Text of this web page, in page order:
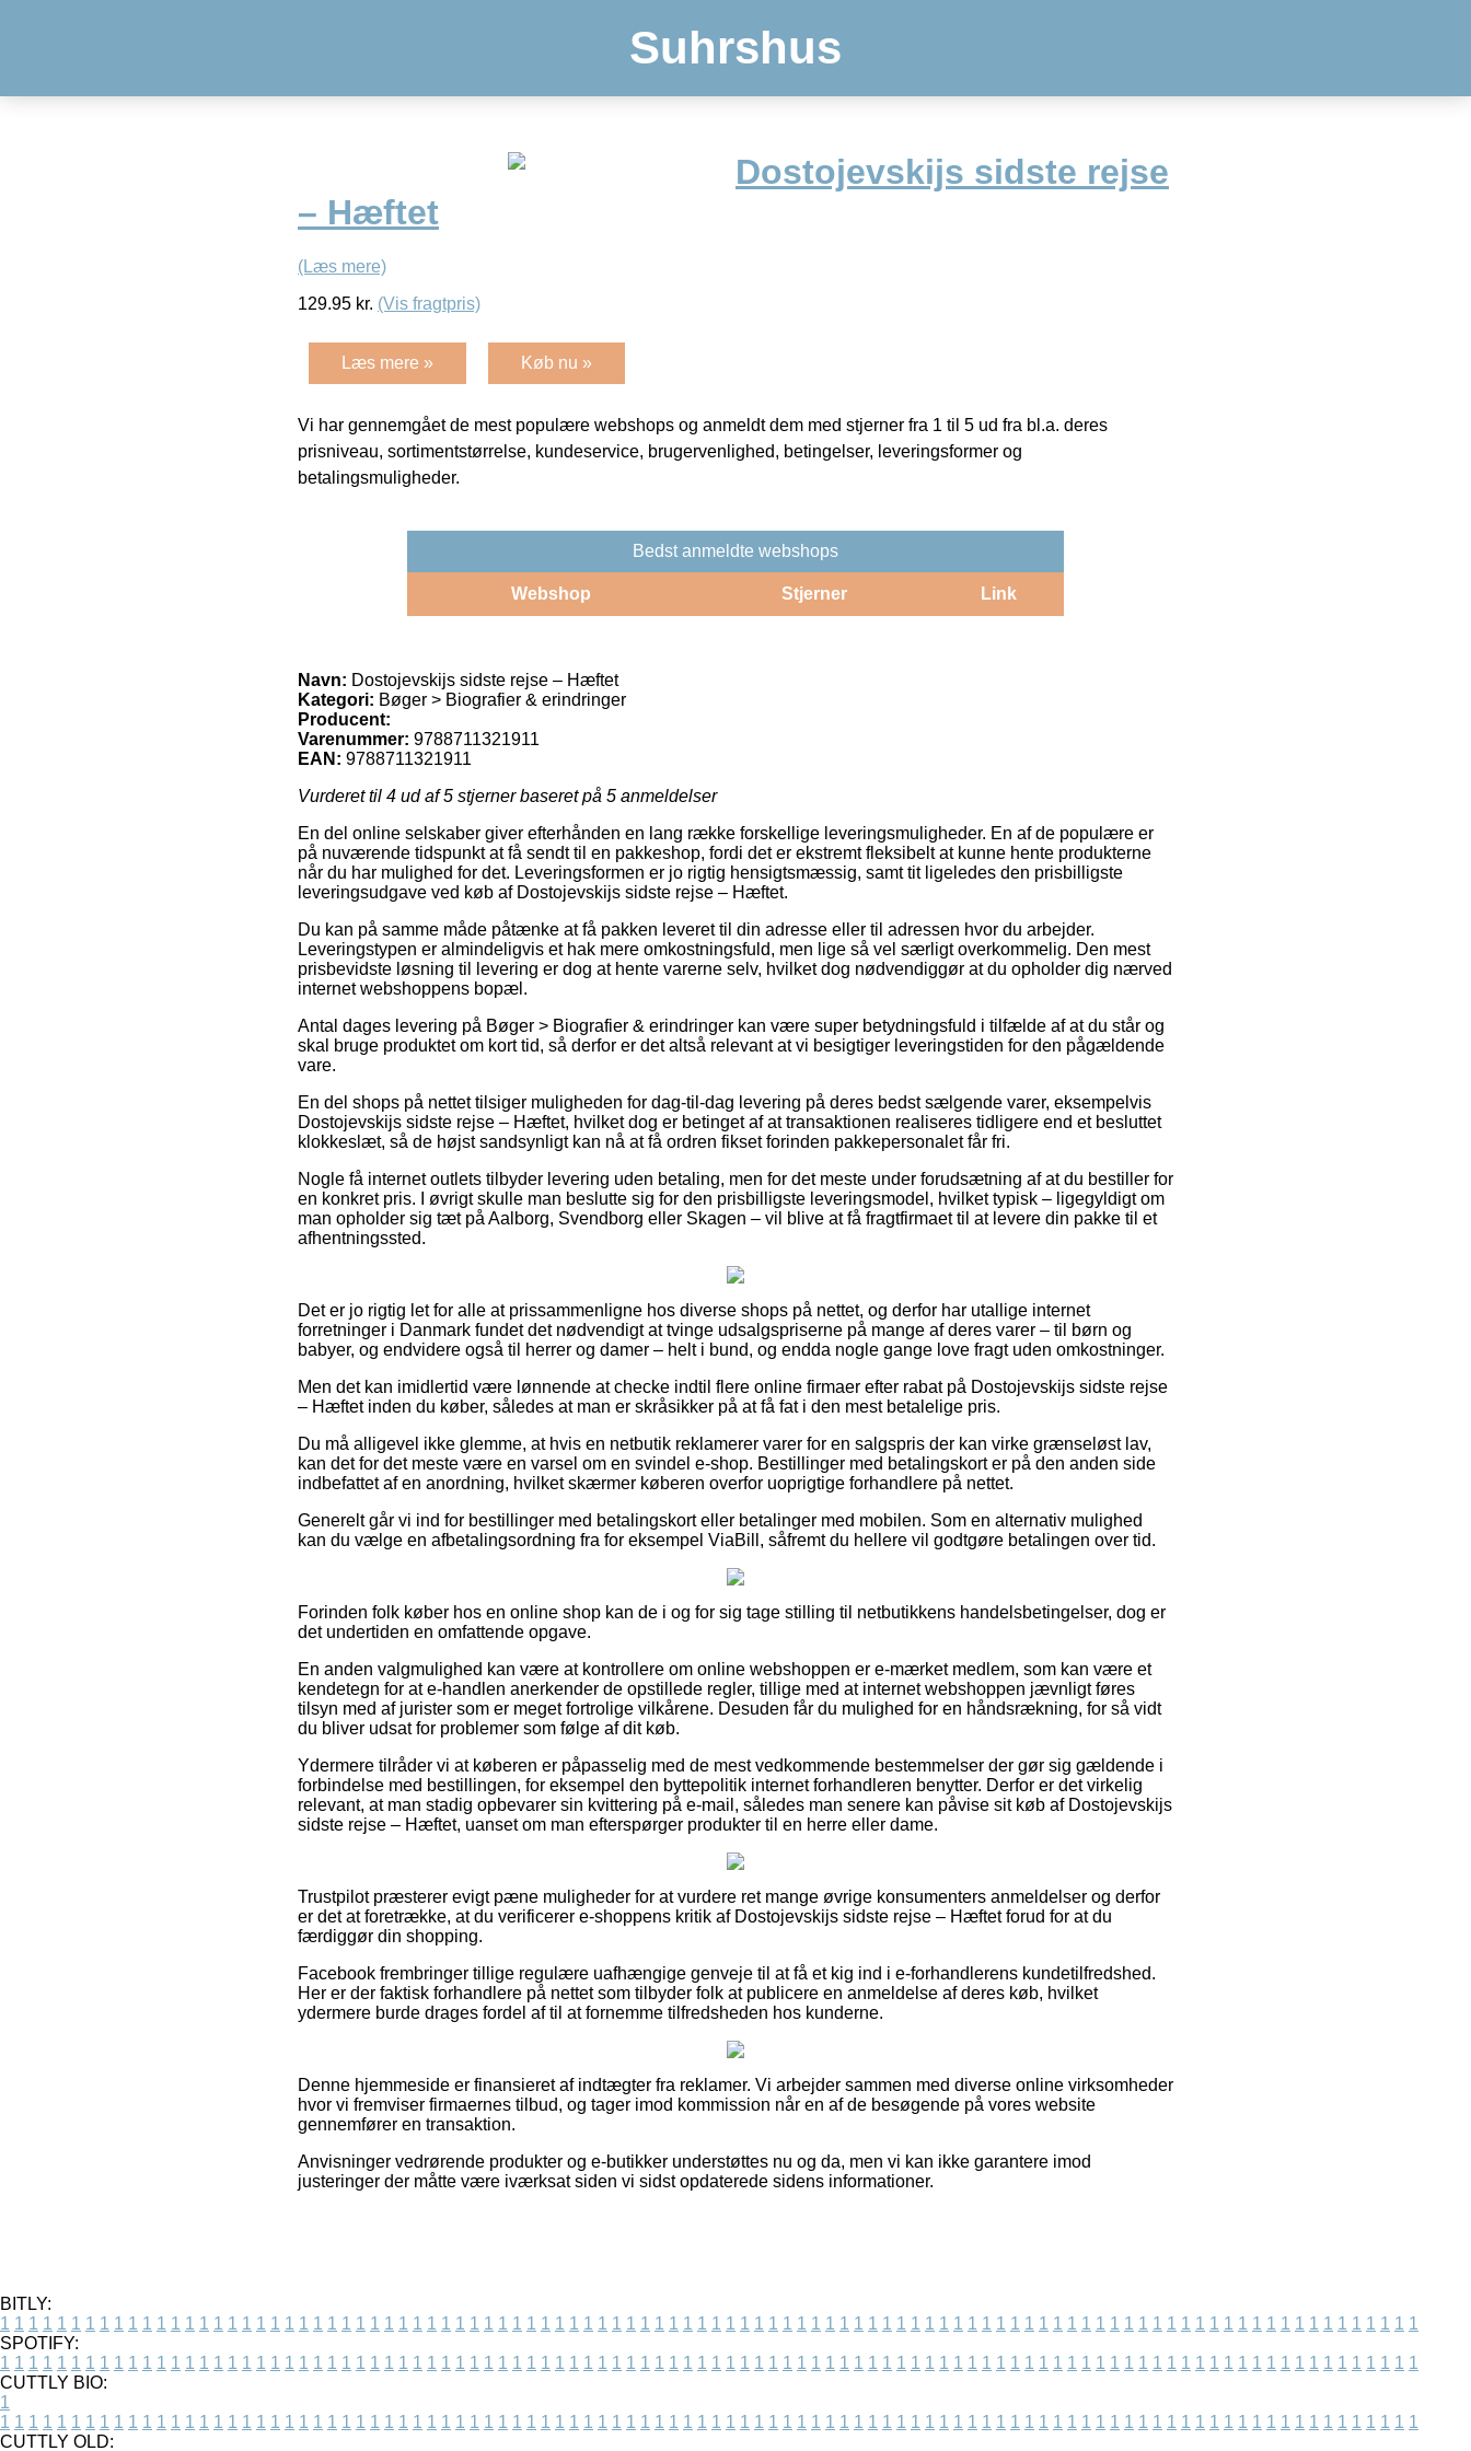
Suhrshus
Dostojevskijs sidste rejse
– Hæftet
(Læs mere)
129.95 kr. (Vis fragtpris)
Læs mere » Køb nu »
Vi har gennemgået de mest populære webshops og anmeldt dem med stjerner fra 1 til 5 ud fra bl.a. deres
prisniveau, sortimentstørrelse, kundeservice, brugervenlighed, betingelser, leveringsformer og
betalingsmuligheder.
Bedst anmeldte webshops
Webshop Stjerner Link
Navn: Dostojevskijs sidste rejse – Hæftet
Kategori: Bøger > Biografier & erindringer
Producent:
Varenummer: 9788711321911
EAN: 9788711321911
Vurderet til 4 ud af 5 stjerner baseret på 5 anmeldelser
En del online selskaber giver efterhånden en lang række forskellige leveringsmuligheder. En af de populære er
på nuværende tidspunkt at få sendt til en pakkeshop, fordi det er ekstremt fleksibelt at kunne hente produkterne
når du har mulighed for det. Leveringsformen er jo rigtig hensigtsmæssig, samt tit ligeledes den prisbilligste
leveringsudgave ved køb af Dostojevskijs sidste rejse – Hæftet.
Du kan på samme måde påtænke at få pakken leveret til din adresse eller til adressen hvor du arbejder.
Leveringstypen er almindeligvis et hak mere omkostningsfuld, men lige så vel særligt overkommelig. Den mest
prisbevidste løsning til levering er dog at hente varerne selv, hvilket dog nødvendiggør at du opholder dig nærved
internet webshoppens bopæl.
Antal dages levering på Bøger > Biografier & erindringer kan være super betydningsfuld i tilfælde af at du står og
skal bruge produktet om kort tid, så derfor er det altså relevant at vi besigtiger leveringstiden for den pågældende
vare.
En del shops på nettet tilsiger muligheden for dag-til-dag levering på deres bedst sælgende varer, eksempelvis
Dostojevskijs sidste rejse – Hæftet, hvilket dog er betinget af at transaktionen realiseres tidligere end et besluttet
klokkeslæt, så de højst sandsynligt kan nå at få ordren fikset forinden pakkepersonalet får fri.
Nogle få internet outlets tilbyder levering uden betaling, men for det meste under forudsætning af at du bestiller for
en konkret pris. I øvrigt skulle man beslutte sig for den prisbilligste leveringsmodel, hvilket typisk – ligegyldigt om
man opholder sig tæt på Aalborg, Svendborg eller Skagen – vil blive at få fragtfirmaet til at levere din pakke til et
afhentningssted.
Det er jo rigtig let for alle at prissammenligne hos diverse shops på nettet, og derfor har utallige internet
forretninger i Danmark fundet det nødvendigt at tvinge udsalgspriserne på mange af deres varer – til børn og
babyer, og endvidere også til herrer og damer – helt i bund, og endda nogle gange love fragt uden omkostninger.
Men det kan imidlertid være lønnende at checke indtil flere online firmaer efter rabat på Dostojevskijs sidste rejse
– Hæftet inden du køber, således at man er skråsikker på at få fat i den mest betalelige pris.
Du må alligevel ikke glemme, at hvis en netbutik reklamerer varer for en salgspris der kan virke grænseløst lav,
kan det for det meste være en varsel om en svindel e-shop. Bestillinger med betalingskort er på den anden side
indbefattet af en anordning, hvilket skærmer køberen overfor uoprigtige forhandlere på nettet.
Generelt går vi ind for bestillinger med betalingskort eller betalinger med mobilen. Som en alternativ mulighed
kan du vælge en afbetalingsordning fra for eksempel ViaBill, såfremt du hellere vil godtgøre betalingen over tid.
Forinden folk køber hos en online shop kan de i og for sig tage stilling til netbutikkens handelsbetingelser, dog er
det undertiden en omfattende opgave.
En anden valgmulighed kan være at kontrollere om online webshoppen er e-mærket medlem, som kan være et
kendetegn for at e-handlen anerkender de opstillede regler, tillige med at internet webshoppen jævnligt føres
tilsyn med af jurister som er meget fortrolige vilkårene. Desuden får du mulighed for en håndsrækning, for så vidt
du bliver udsat for problemer som følge af dit køb.
Ydermere tilråder vi at køberen er påpasselig med de mest vedkommende bestemmelser der gør sig gældende i
forbindelse med bestillingen, for eksempel den byttepolitik internet forhandleren benytter. Derfor er det virkelig
relevant, at man stadig opbevarer sin kvittering på e-mail, således man senere kan påvise sit køb af Dostojevskijs
sidste rejse – Hæftet, uanset om man efterspørger produkter til en herre eller dame.
Trustpilot præsterer evigt pæne muligheder for at vurdere ret mange øvrige konsumenters anmeldelser og derfor
er det at foretrække, at du verificerer e-shoppens kritik af Dostojevskijs sidste rejse – Hæftet forud for at du
færdiggør din shopping.
Facebook frembringer tillige regulære uafhængige genveje til at få et kig ind i e-forhandlerens kundetilfredshed.
Her er der faktisk forhandlere på nettet som tilbyder folk at publicere en anmeldelse af deres køb, hvilket
ydermere burde drages fordel af til at fornemme tilfredsheden hos kunderne.
Denne hjemmeside er finansieret af indtægter fra reklamer. Vi arbejder sammen med diverse online virksomheder
hvor vi fremviser firmaernes tilbud, og tager imod kommission når en af de besøgende på vores website
gennemfører en transaktion.
Anvisninger vedrørende produkter og e-butikker understøttes nu og da, men vi kan ikke garantere imod
justeringer der måtte være iværksat siden vi sidst opdaterede sidens informationer.
BITLY:
1 1 1 1 1 1 1 1 1 1 1 1 1 1 1 1 1 1 1 1 1 1 1 1 1 1 1 1 1 1 1 1 1 1 1 1 1 1 1 1 1 1 1 1 1 1 1 1 1 1 1 1 1 1 1 1 1 1 1 1 1 1 1 1 1 1 1 1 1 1 1 1 1 1 1 1 1 1 1 1 1 1 1 1 1 1 1 1 1 1 1 1 1 1 1 1 1 1 1 1
SPOTIFY:
1 1 1 1 1 1 1 1 1 1 1 1 1 1 1 1 1 1 1 1 1 1 1 1 1 1 1 1 1 1 1 1 1 1 1 1 1 1 1 1 1 1 1 1 1 1 1 1 1 1 1 1 1 1 1 1 1 1 1 1 1 1 1 1 1 1 1 1 1 1 1 1 1 1 1 1 1 1 1 1 1 1 1 1 1 1 1 1 1 1 1 1 1 1 1 1 1 1 1 1
CUTTLY BIO:
1
1 1 1 1 1 1 1 1 1 1 1 1 1 1 1 1 1 1 1 1 1 1 1 1 1 1 1 1 1 1 1 1 1 1 1 1 1 1 1 1 1 1 1 1 1 1 1 1 1 1 1 1 1 1 1 1 1 1 1 1 1 1 1 1 1 1 1 1 1 1 1 1 1 1 1 1 1 1 1 1 1 1 1 1 1 1 1 1 1 1 1 1 1 1 1 1 1 1 1 1
CUTTLY OLD: